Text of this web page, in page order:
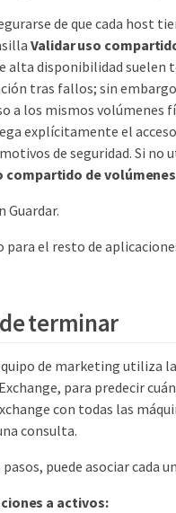
de que cada host
Validar uso
alta disponibilidad suelen
tras fallos; sin
a los mismos volúmenes
explícitamente el
de seguridad. Si no
compartido de volúmenes
Guardar.
para el resto de
terminar
de marketing utiliza
para predecir
con todas las
consulta.
puede asociar cada
a activos: